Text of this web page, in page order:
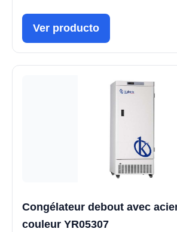
Ver producto
Congélateur debout avec
couleur YR05307